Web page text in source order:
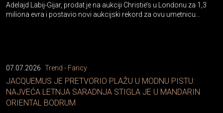
Adelajd Labij-Gijar, prodat je na aukciji Christie’s u Londonu za 1,3
miliona evra i postavio novi aukcijski rekord za ovu umetnicu...
07.07.2026 Trend - Fancy
JACQUEMUS JE PRETVORIO PLAŽU U MODNU PISTU:
NAJVEĆA LETNJA SARADNJA STIGLA JE U MANDARIN
ORIENTAL BODRUM